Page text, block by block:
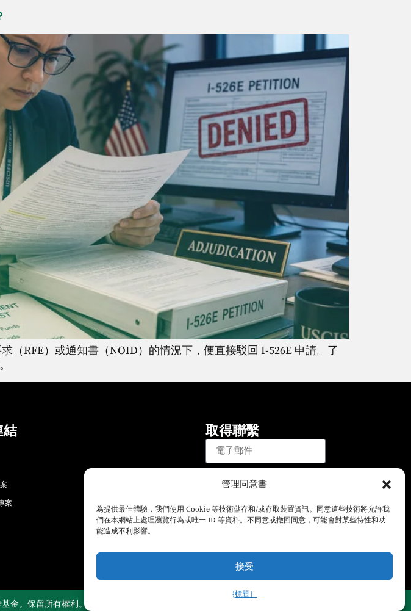
管理同意書
為提供最佳體驗，我們使用 Cookie 等技術儲存和/或存取裝置資訊。同意這些技術將允許我
們在本網站上處理瀏覽行為或唯一 ID 等資料。不同意或撤回同意，可能會對某些特性和功
能造成不利影響。
接受
{標題｝
（RFE）或通知書（NOID）的情況下，便直接駁回 I-526E 申請。了
案
取得聯繫
登記
EB-5簽證計劃的最新消息的電
子郵件。
金。保留所有權利。